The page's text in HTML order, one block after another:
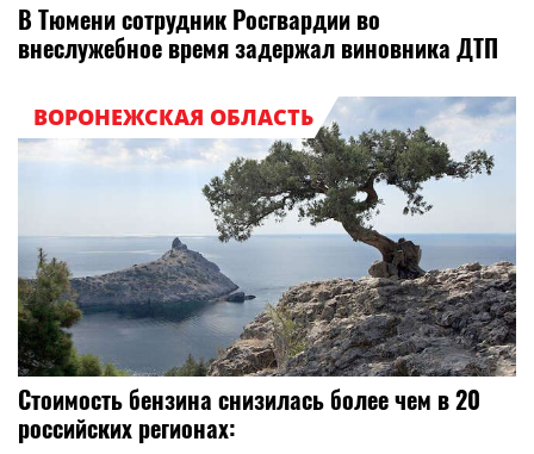
В Тюмени сотрудник Росгвардии во
внеслужебное время задержал виновника ДТП
ВОРОНЕЖСКАЯ ОБЛАСТЬ
Стоимость бензина снизилась более чем в 20
российских регионах: